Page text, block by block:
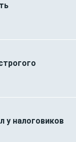
у налоговиков